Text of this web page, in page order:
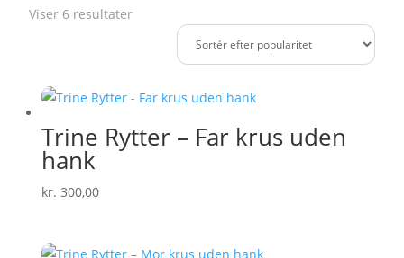
Viser 6 resultaterSorteret
popularitet
Trine Rytter – Far krus uden
hank
kr. 300,00